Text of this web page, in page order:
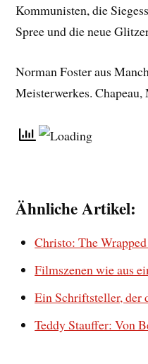
Kommunisten, die
Spree und die neue
Norman Foster aus
Meisterwerkes. Chapeau,
Ähnliche Artikel:
Christo: The
Filmszenen wie aus
Ein Schriftsteller, der
Teddy Stauffer: Von